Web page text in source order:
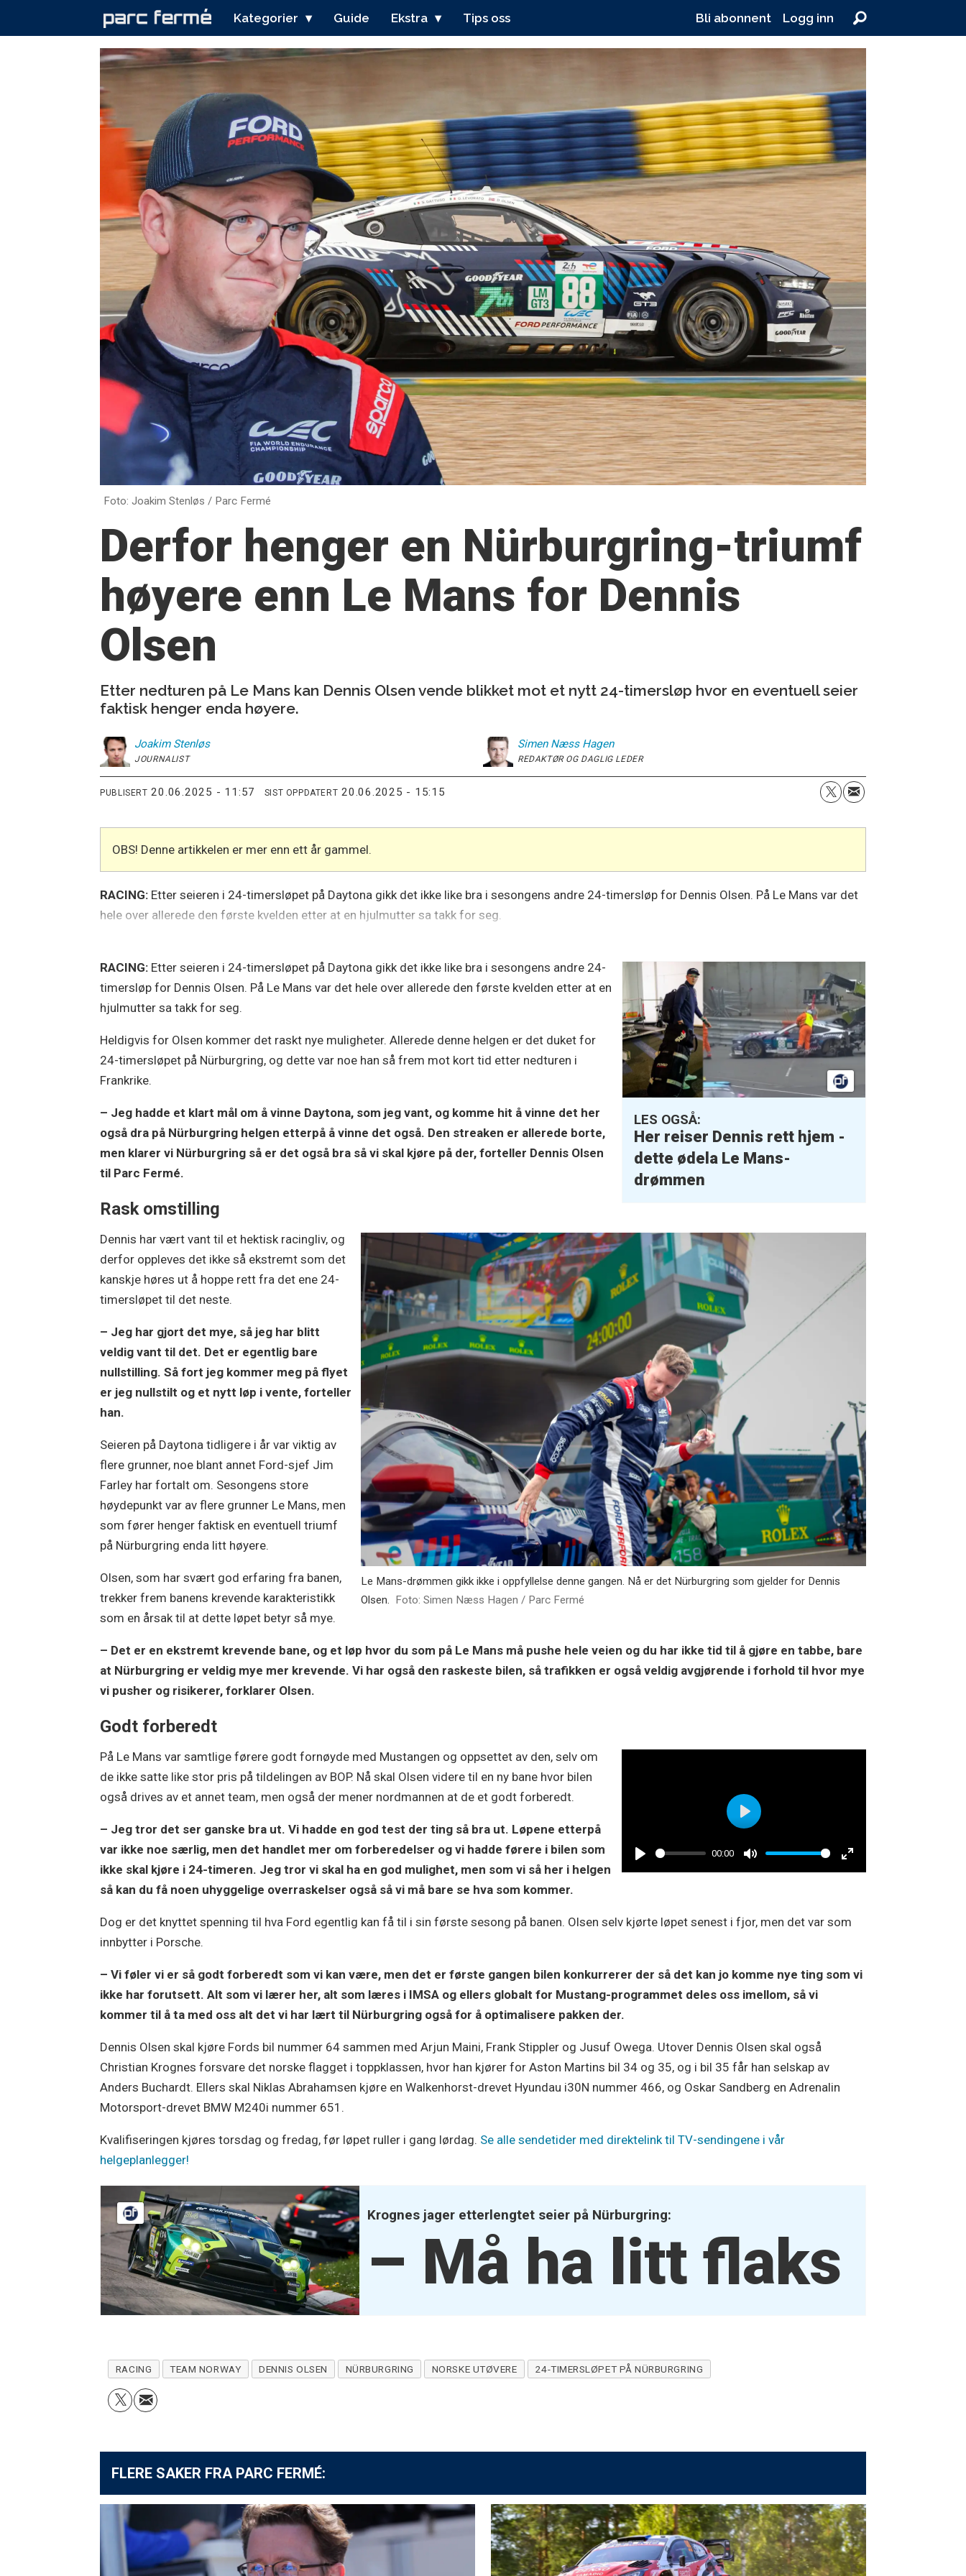
Kategorier Guide Ekstra Tips oss Bli abonnent Logg inn
Foto: Joakim Stenløs / Parc Fermé
Derfor henger en Nürburgring-triumf
høyere enn Le Mans for Dennis
Olsen
Etter nedturen på Le Mans kan Dennis Olsen vende blikket mot et nytt 24-timersløp hvor en eventuell seier
faktisk henger enda høyere.
Joakim Stenløs
JOURNALIST
Simen Næss Hagen
REDAKTØR OG DAGLIG LEDER
PUBLISERT 20.06.2025 - 11:57 SIST OPPDATERT 20.06.2025 - 15:15
OBS! Denne artikkelen er mer enn ett år gammel.
RACING: Etter seieren i 24-timersløpet på Daytona gikk det ikke like bra i sesongens andre 24-timersløp for Dennis Olsen. På Le Mans var det
hele over allerede den første kvelden etter at en hjulmutter sa takk for seg.
LES OGSÅ:
Her reiser Dennis rett hjem -
dette ødela Le Mans-
drømmen
RACING: Etter seieren i 24-timersløpet på Daytona gikk det ikke like bra i sesongens andre 24-
timersløp for Dennis Olsen. På Le Mans var det hele over allerede den første kvelden etter at en
hjulmutter sa takk for seg.
Heldigvis for Olsen kommer det raskt nye muligheter. Allerede denne helgen er det duket for
24-timersløpet på Nürburgring, og dette var noe han så frem mot kort tid etter nedturen i
Frankrike.
– Jeg hadde et klart mål om å vinne Daytona, som jeg vant, og komme hit å vinne det her
også dra på Nürburgring helgen etterpå å vinne det også. Den streaken er allerede borte,
men klarer vi Nürburgring så er det også bra så vi skal kjøre på der, forteller Dennis Olsen
til Parc Fermé.
Rask omstilling
Le Mans-drømmen gikk ikke i oppfyllelse denne gangen. Nå er det Nürburgring som gjelder for Dennis
Olsen.
Foto: Simen Næss Hagen / Parc Fermé
Dennis har vært vant til et hektisk racingliv, og
derfor oppleves det ikke så ekstremt som det
kanskje høres ut å hoppe rett fra det ene 24-
timersløpet til det neste.
– Jeg har gjort det mye, så jeg har blitt
veldig vant til det. Det er egentlig bare
nullstilling. Så fort jeg kommer meg på flyet
er jeg nullstilt og et nytt løp i vente, forteller
han.
Seieren på Daytona tidligere i år var viktig av
flere grunner, noe blant annet Ford-sjef Jim
Farley har fortalt om. Sesongens store
høydepunkt var av flere grunner Le Mans, men
som fører henger faktisk en eventuell triumf
på Nürburgring enda litt høyere.
Olsen, som har svært god erfaring fra banen,
trekker frem banens krevende karakteristikk
som en årsak til at dette løpet betyr så mye.
– Det er en ekstremt krevende bane, og et løp hvor du som på Le Mans må pushe hele veien og du har ikke tid til å gjøre en tabbe, bare
at Nürburgring er veldig mye mer krevende. Vi har også den raskeste bilen, så trafikken er også veldig avgjørende i forhold til hvor mye
vi pusher og risikerer, forklarer Olsen.
Godt forberedt
Play
00:00
Mute
Enter
Play
På Le Mans var samtlige førere godt fornøyde med Mustangen og oppsettet av den, selv om
de ikke satte like stor pris på tildelingen av BOP. Nå skal Olsen videre til en ny bane hvor bilen
også drives av et annet team, men også der mener nordmannen at de et godt forberedt.
– Jeg tror det ser ganske bra ut. Vi hadde en god test der ting så bra ut. Løpene etterpå
var ikke noe særlig, men det handlet mer om forberedelser og vi hadde førere i bilen som
ikke skal kjøre i 24-timeren. Jeg tror vi skal ha en god mulighet, men som vi så her i helgen
så kan du få noen uhyggelige overraskelser også så vi må bare se hva som kommer.
Dog er det knyttet spenning til hva Ford egentlig kan få til i sin første sesong på banen. Olsen selv kjørte løpet senest i fjor, men det var som
innbytter i Porsche.
– Vi føler vi er så godt forberedt som vi kan være, men det er første gangen bilen konkurrerer der så det kan jo komme nye ting som vi
ikke har forutsett. Alt som vi lærer her, alt som læres i IMSA og ellers globalt for Mustang-programmet deles oss imellom, så vi
kommer til å ta med oss alt det vi har lært til Nürburgring også for å optimalisere pakken der.
Dennis Olsen skal kjøre Fords bil nummer 64 sammen med Arjun Maini, Frank Stippler og Jusuf Owega. Utover Dennis Olsen skal også
Christian Krognes forsvare det norske flagget i toppklassen, hvor han kjører for Aston Martins bil 34 og 35, og i bil 35 får han selskap av
Anders Buchardt. Ellers skal Niklas Abrahamsen kjøre en Walkenhorst-drevet Hyundau i30N nummer 466, og Oskar Sandberg en Adrenalin
Motorsport-drevet BMW M240i nummer 651.
Kvalifiseringen kjøres torsdag og fredag, før løpet ruller i gang lørdag. Se alle sendetider med direktelink til TV-sendingene i vår
helgeplanlegger!
Krognes jager etterlengtet seier på Nürburgring:
– Må ha litt flaks
RACING TEAM NORWAY DENNIS OLSEN NÜRBURGRING NORSKE UTØVERE 24-TIMERSLØPET PÅ NÜRBURGRING
FLERE SAKER FRA PARC FERMÉ: